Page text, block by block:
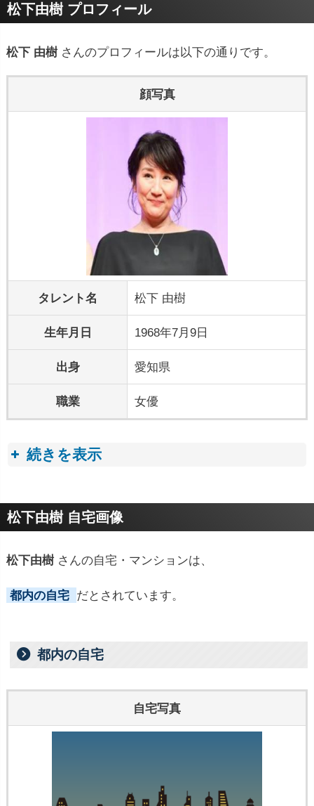
松下由樹 プロフィール
松下 由樹 さんのプロフィールは以下の通りです。
顔写真
タレント名 松下 由樹
生年月日 1968年7月9日
出身 愛知県
職業 女優
続きを表示
プロフィールトピック
松下由樹 自宅画像
松下由樹 さんの自宅・マンションは、
都内の自宅 だとされています。
都内の自宅
自宅写真